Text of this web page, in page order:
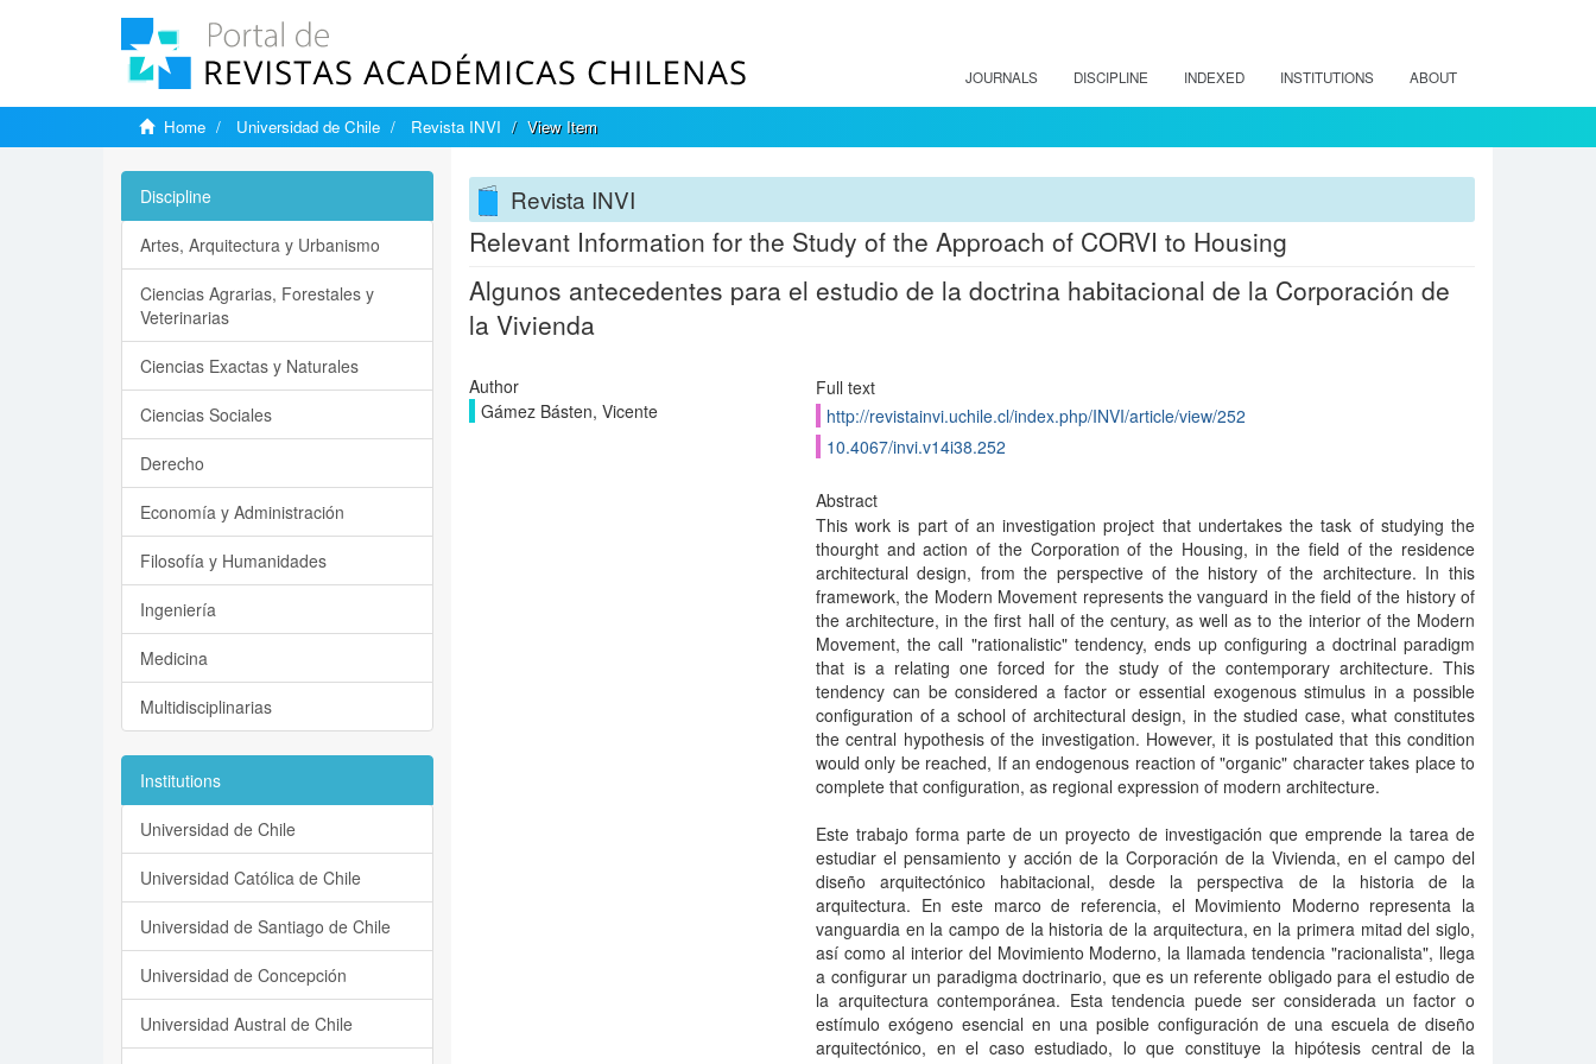
JOURNALS DISCIPLINE INDEXED INSTITUTIONS ABOUT
Home Universidad de Chile Revista INVI View Item
Revista INVI
Relevant Information for the Study of the Approach of CORVI to Housing
Algunos antecedentes para el estudio de la doctrina habitacional de la Corporación de
la Vivienda
Author
Gámez Básten, Vicente
Full text
http://revistainvi.uchile.cl/index.php/INVI/article/view/252
10.4067/invi.v14i38.252
Abstract
This work is part of an investigation project that undertakes the task of studying the
thourght and action of the Corporation of the Housing, in the field of the residence
architectural design, from the perspective of the history of the architecture. In this
framework, the Modern Movement represents the vanguard in the field of the history of
the architecture, in the first hall of the century, as well as to the interior of the Modern
Movement, the call "rationalistic" tendency, ends up configuring a doctrinal paradigm
that is a relating one forced for the study of the contemporary architecture. This
tendency can be considered a factor or essential exogenous stimulus in a possible
configuration of a school of architectural design, in the studied case, what constitutes
the central hypothesis of the investigation. However, it is postulated that this condition
would only be reached, If an endogenous reaction of "organic" character takes place to
complete that configuration, as regional expression of modern architecture.
Este trabajo forma parte de un proyecto de investigación que emprende la tarea de
estudiar el pensamiento y acción de la Corporación de la Vivienda, en el campo del
diseño arquitectónico habitacional, desde la perspectiva de la historia de la
arquitectura. En este marco de referencia, el Movimiento Moderno representa la
vanguardia en la campo de la historia de la arquitectura, en la primera mitad del siglo,
así como al interior del Movimiento Moderno, la llamada tendencia "racionalista", llega
a configurar un paradigma doctrinario, que es un referente obligado para el estudio de
la arquitectura contemporánea. Esta tendencia puede ser considerada un factor o
estímulo exógeno esencial en una posible configuración de una escuela de diseño
arquitectónico, en el caso estudiado, lo que constituye la hipótesis central de la
Discipline
Artes, Arquitectura y Urbanismo
Ciencias Agrarias, Forestales y
Veterinarias
Ciencias Exactas y Naturales
Ciencias Sociales
Derecho
Economía y Administración
Filosofía y Humanidades
Ingeniería
Medicina
Multidisciplinarias
Institutions
Universidad de Chile
Universidad Católica de Chile
Universidad de Santiago de Chile
Universidad de Concepción
Universidad Austral de Chile